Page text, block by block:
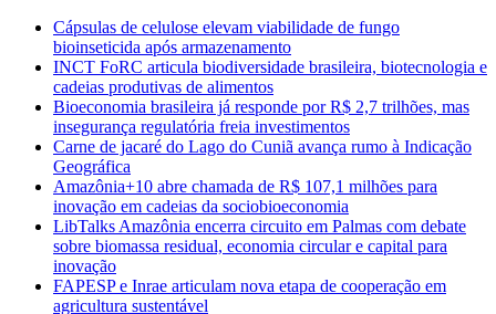
Skip
content
Cápsulas de celulose elevam viabilidade de fungo
bioinseticida após armazenamento
INCT FoRC articula biodiversidade brasileira, biotecnologia e
cadeias produtivas de alimentos
Bioeconomia brasileira já responde por R$ 2,7 trilhões, mas
insegurança regulatória freia investimentos
Carne de jacaré do Lago do Cuniã avança rumo à Indicação
Geográfica
Amazônia+10 abre chamada de R$ 107,1 milhões para
inovação em cadeias da sociobioeconomia
LibTalks Amazônia encerra circuito em Palmas com debate
sobre biomassa residual, economia circular e capital para
inovação
FAPESP e Inrae articulam nova etapa de cooperação em
agricultura sustentável